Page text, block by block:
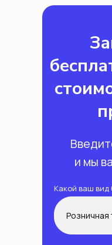
и мы
Какой ваш вид